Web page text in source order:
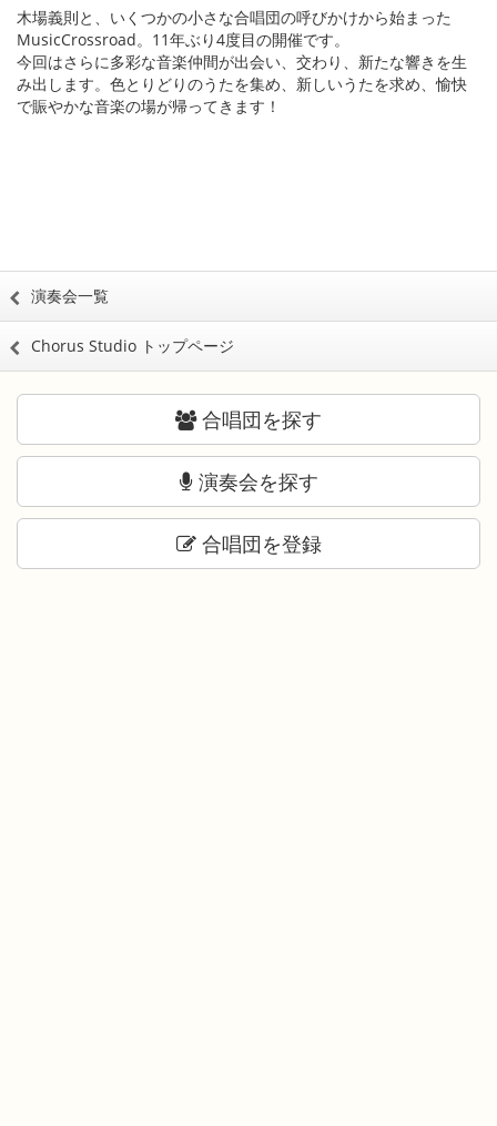
木場義則と、いくつかの小さな合唱団の呼びかけから始まった
MusicCrossroad。11年ぶり4度目の開催です。
今回はさらに多彩な音楽仲間が出会い、交わり、新たな響きを生
み出します。色とりどりのうたを集め、新しいうたを求め、愉快
で賑やかな音楽の場が帰ってきます！
演奏会一覧
Chorus Studio トップページ
合唱団を探す
演奏会を探す
合唱団を登録